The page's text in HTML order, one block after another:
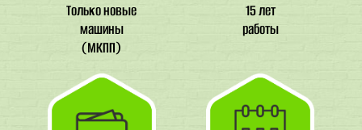
Только новые
машины
(МКПП)
15 лет
работы